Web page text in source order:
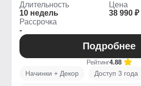
Длительность
10 недель
Цена
38 990 ₽
Рассрочка
-
Подробнее
Рейтинг4.88
Начинки + Декор Доступ 3 года